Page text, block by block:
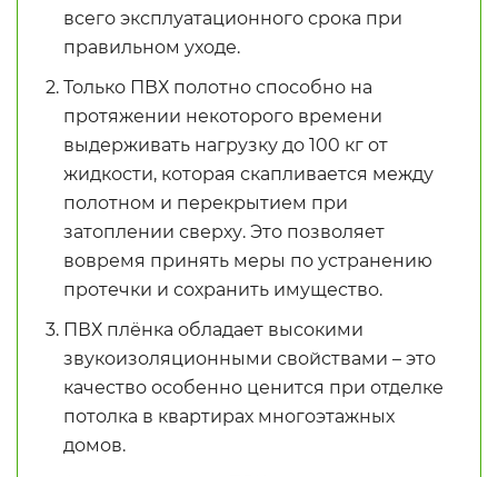
всего эксплуатационного срока при
правильном уходе.
Только ПВХ полотно способно на
протяжении некоторого времени
выдерживать нагрузку до 100 кг от
жидкости, которая скапливается между
полотном и перекрытием при
затоплении сверху. Это позволяет
вовремя принять меры по устранению
протечки и сохранить имущество.
ПВХ плёнка обладает высокими
звукоизоляционными свойствами – это
качество особенно ценится при отделке
потолка в квартирах многоэтажных
домов.